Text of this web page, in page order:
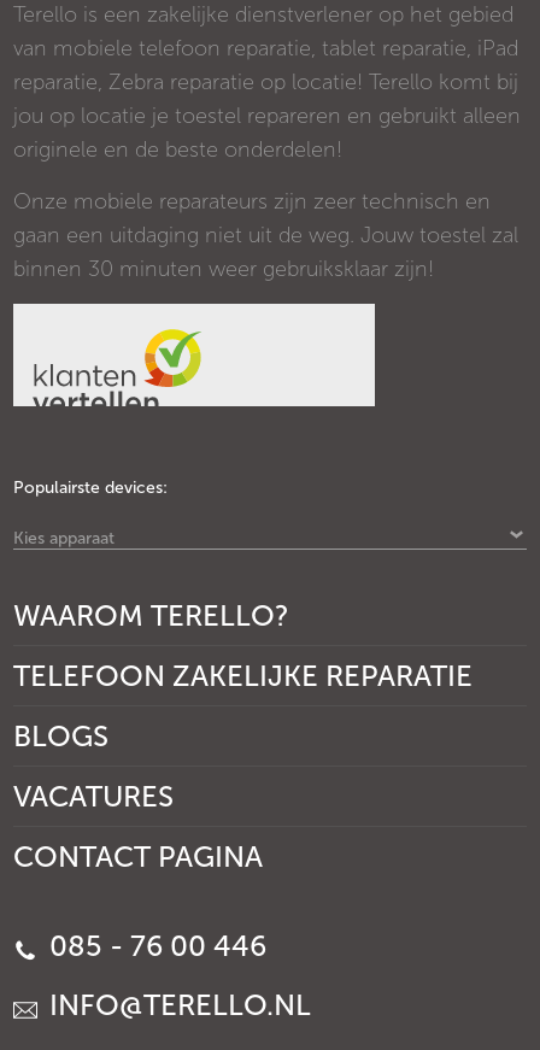
Terello is een zakelijke dienstverlener op het gebied
van mobiele telefoon reparatie, tablet reparatie, iPad
reparatie, Zebra reparatie op locatie! Terello komt bij
jou op locatie je toestel repareren en gebruikt alleen
originele en de beste onderdelen!
Onze mobiele reparateurs zijn zeer technisch en
gaan een uitdaging niet uit de weg. Jouw toestel zal
binnen 30 minuten weer gebruiksklaar zijn!
Populairste devices:
Kies apparaat
WAAROM TERELLO?
TELEFOON ZAKELIJKE REPARATIE
BLOGS
VACATURES
CONTACT PAGINA
085 - 76 00 446
INFO@TERELLO.NL